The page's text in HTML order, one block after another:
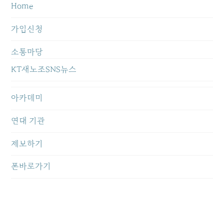
Home
가입신청
소통마당
KT새노조SNS뉴스
아카데미
연대 기관
제보하기
폰바로가기